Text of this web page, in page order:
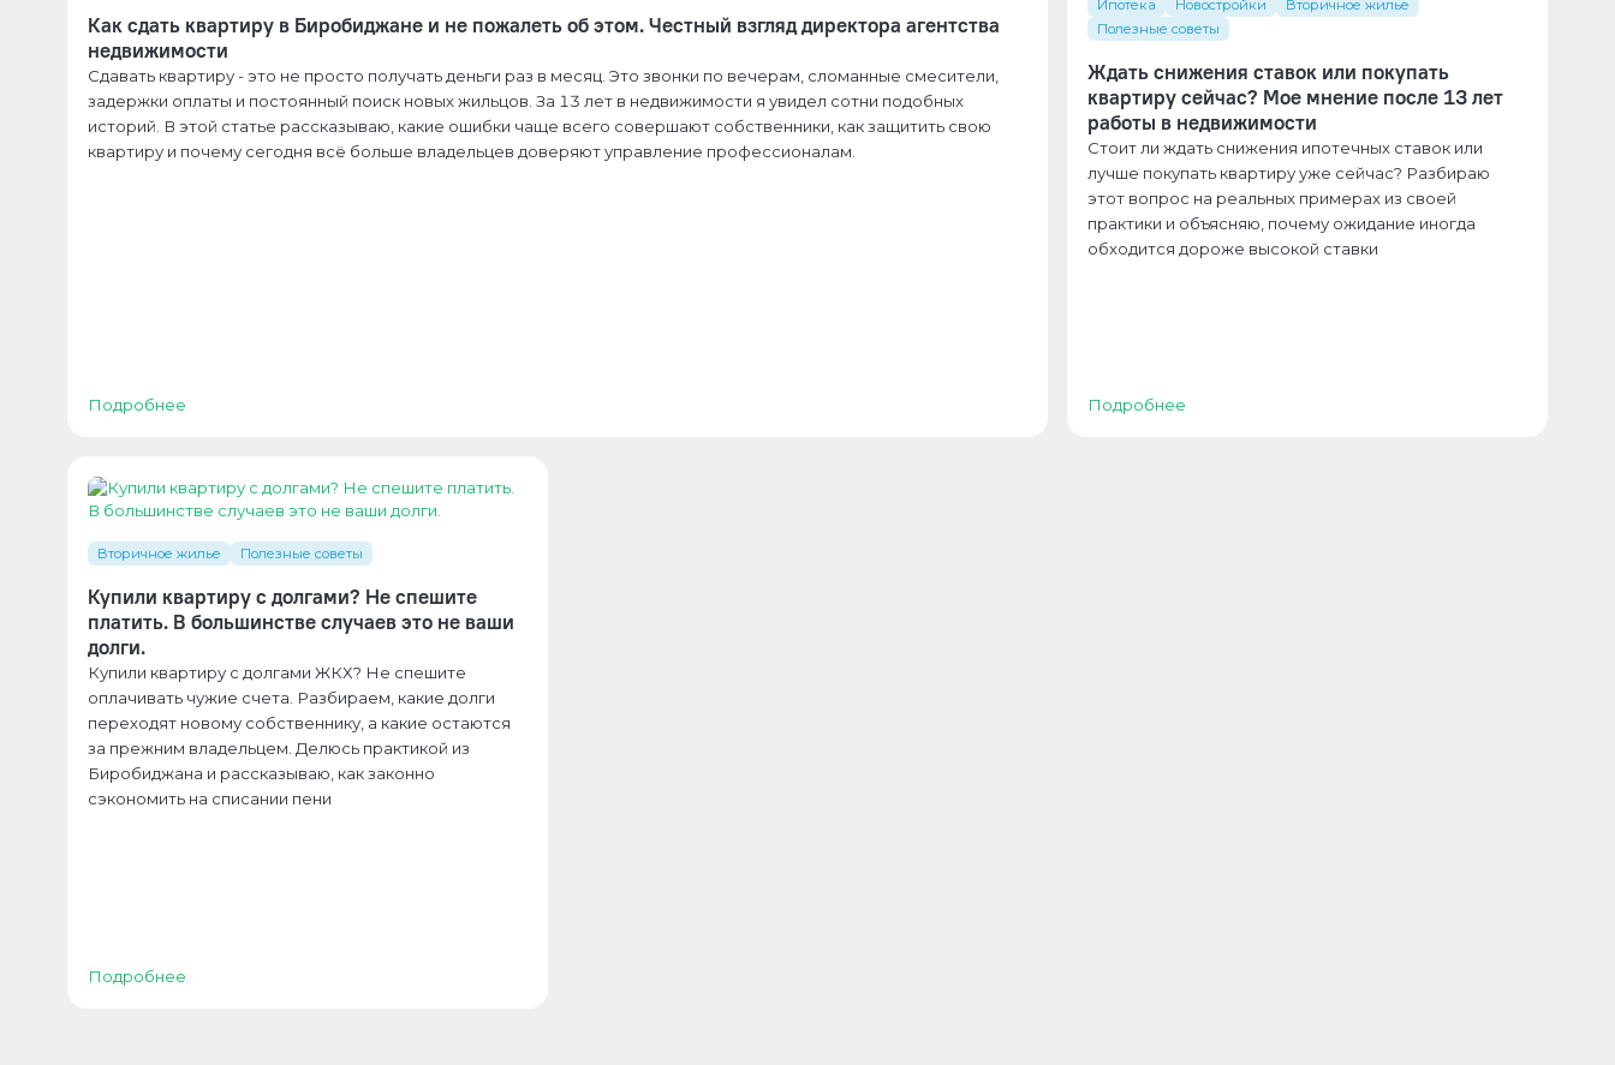
Как сдать квартиру в Биробиджане и не пожалеть об этом. Честный взгляд директора агентства
недвижимости
Сдавать квартиру - это не просто получать деньги раз в месяц. Это звонки по вечерам, сломанные смесители,
задержки оплаты и постоянный поиск новых жильцов. За 13 лет в недвижимости я увидел сотни подобных
историй. В этой статье рассказываю, какие ошибки чаще всего совершают собственники, как защитить свою
квартиру и почему сегодня всё больше владельцев доверяют управление профессионалам.
Подробнее
Ипотека Новостройки
Вторичное жилье
Полезные советы
Ждать снижения ставок или покупать
квартиру сейчас? Мое мнение после 13 лет
работы в недвижимости
Стоит ли ждать снижения ипотечных ставок или
лучше покупать квартиру уже сейчас? Разбираю
этот вопрос на реальных примерах из своей
практики и объясняю, почему ожидание иногда
обходится дороже высокой ставки
Подробнее
Вторичное жилье Полезные советы
Купили квартиру с долгами? Не спешите
платить. В большинстве случаев это не ваши
долги.
Купили квартиру с долгами ЖКХ? Не спешите
оплачивать чужие счета. Разбираем, какие долги
переходят новому собственнику, а какие остаются
за прежним владельцем. Делюсь практикой из
Биробиджана и рассказываю, как законно
сэкономить на списании пени
Подробнее